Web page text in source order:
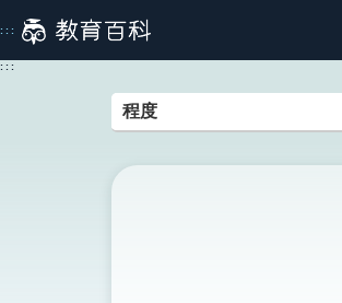
到
主
:::
:::